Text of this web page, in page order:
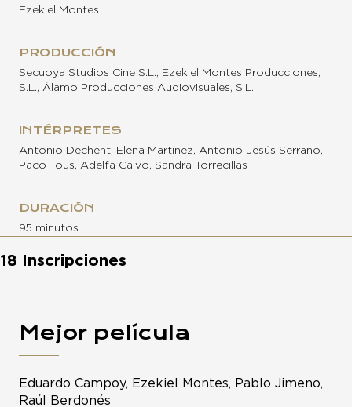
Ezekiel Montes
PRODUCCIÓN
Secuoya Studios Cine S.L., Ezekiel Montes Producciones,
S.L., Álamo Producciones Audiovisuales, S.L.
INTÉRPRETES
Antonio Dechent, Elena Martínez, Antonio Jesús Serrano,
Paco Tous, Adelfa Calvo, Sandra Torrecillas
DURACIÓN
95 minutos
18 Inscripciones
Mejor película
Eduardo Campoy, Ezekiel Montes, Pablo Jimeno,
Raúl Berdonés